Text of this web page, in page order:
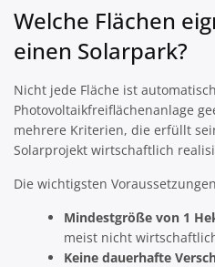
Welche Flächen
einen Solarpark?
Nicht jede Fläche ist
Photovoltaikfreiflächenanlage
mehrere Kriterien, die erfüllt
Solarprojekt wirtschaftlich
Die wichtigsten
Mindestgröße von 1
meist nicht
Keine dauerhafte